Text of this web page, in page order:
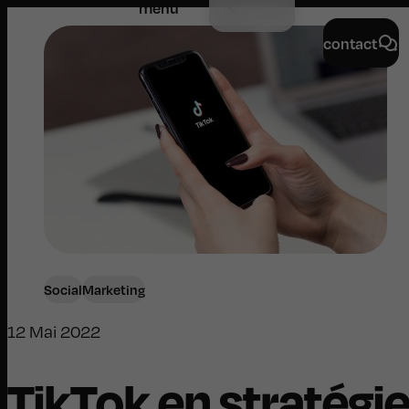
menu
contact
SocialMarketing
12 Mai 2022